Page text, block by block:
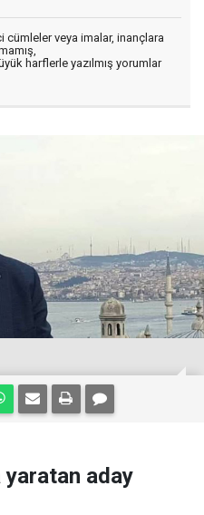
cümleler veya imalar, inançlara
harflerle yazılmış yorumlar
yaratan aday